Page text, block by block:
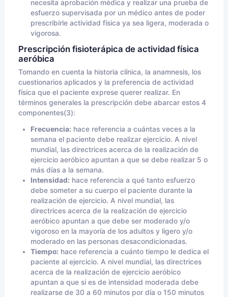
necesita aprobación médica y realizar una prueba de
esfuerzo supervisada por un médico antes de poder
prescribirle actividad física ya sea ligera, moderada o
vigorosa.
Prescripción fisioterápica de actividad física
aeróbica
Tomando en cuenta la historia clínica, la anamnesis, los
cuestionarios aplicados y la preferencia de actividad
física que el paciente exprese querer realizar. En
términos generales la prescripción debe abarcar estos 4
componentes(3):
Frecuencia: hace referencia a cuántas veces a la
semana el paciente debe realizar ejercicio. A nivel
mundial, las directrices acerca de la realización de
ejercicio aeróbico apuntan a que se debe realizar 5 o
más días a la semana.
Intensidad: hace referencia a qué tanto esfuerzo
debe someter a su cuerpo el paciente durante la
realización de ejercicio. A nivel mundial, las
directrices acerca de la realización de ejercicio
aeróbico apuntan a que debe ser moderado y/o
vigoroso en la mayoría de los adultos y ligero y/o
moderado en las personas desacondicionadas.
Tiempo: hace referencia a cuánto tiempo le dedica el
paciente al ejercicio. A nivel mundial, las directrices
acerca de la realización de ejercicio aeróbico
apuntan a que si es de intensidad moderada debe
realizarse de 30 a 60 minutos por día o 150 minutos